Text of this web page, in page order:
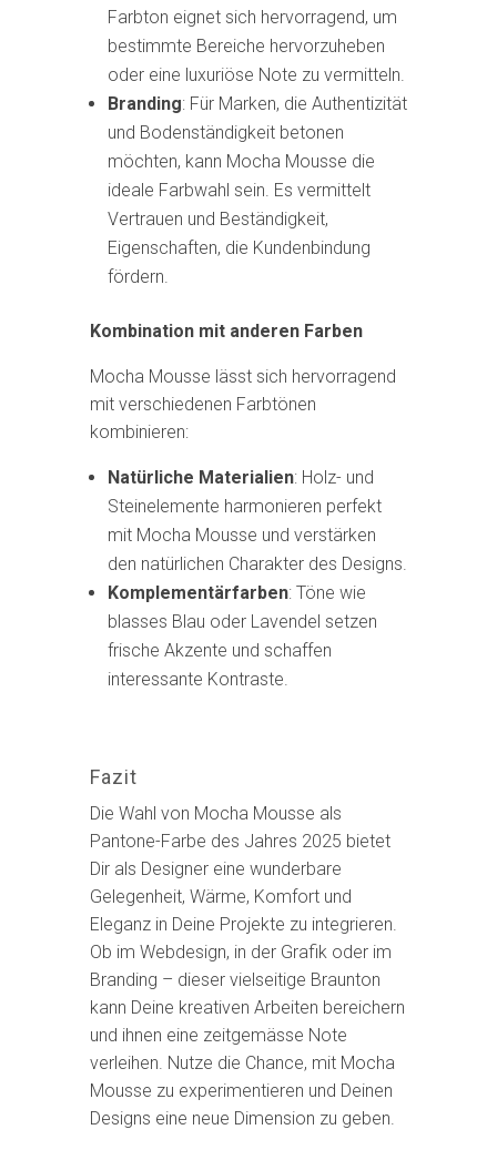
Farbton eignet sich hervorragend, um
bestimmte Bereiche hervorzuheben
oder eine luxuriöse Note zu vermitteln.
Branding: Für Marken, die Authentizität
und Bodenständigkeit betonen
möchten, kann Mocha Mousse die
ideale Farbwahl sein. Es vermittelt
Vertrauen und Beständigkeit,
Eigenschaften, die Kundenbindung
fördern.
Kombination mit anderen Farben
Mocha Mousse lässt sich hervorragend
mit verschiedenen Farbtönen
kombinieren:
Natürliche Materialien: Holz- und
Steinelemente harmonieren perfekt
mit Mocha Mousse und verstärken
den natürlichen Charakter des Designs.
Komplementärfarben: Töne wie
blasses Blau oder Lavendel setzen
frische Akzente und schaffen
interessante Kontraste.
Fazit
Die Wahl von Mocha Mousse als
Pantone-Farbe des Jahres 2025 bietet
Dir als Designer eine wunderbare
Gelegenheit, Wärme, Komfort und
Eleganz in Deine Projekte zu integrieren.
Ob im Webdesign, in der Grafik oder im
Branding – dieser vielseitige Braunton
kann Deine kreativen Arbeiten bereichern
und ihnen eine zeitgemässe Note
verleihen. Nutze die Chance, mit Mocha
Mousse zu experimentieren und Deinen
Designs eine neue Dimension zu geben.